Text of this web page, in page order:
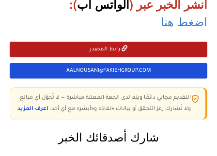
انشر الخبر عبر ( الواتس أب):
اضغط هنا
رابط المصدر
AALNOUSANI@FAKIEHGROUP.COM
التقديم مجاني دائمًا ويتم لدى الجهة المعلنة مباشرة — لا تُحوّل أي مبالغ،
ولا تُشارك رمز التحقق أو بيانات «نفاذ» و«أبشر» مع أي أحد. اعرف المزيد
شارك أصدقائك الخبر